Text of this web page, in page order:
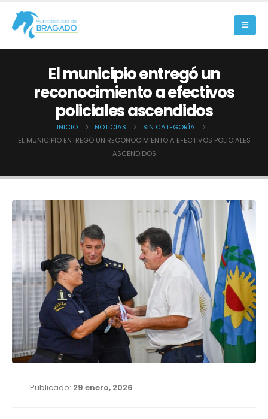
El municipio entregó un
reconocimiento a efectivos
policiales ascendidos
INICIO NOTICIAS
SIN CATEGORÍA
EL MUNICIPIO ENTREGÓ UN RECONOCIMIENTO A EFECTIVOS POLICIALES
ASCENDIDOS
Publicado: 29 enero, 2026